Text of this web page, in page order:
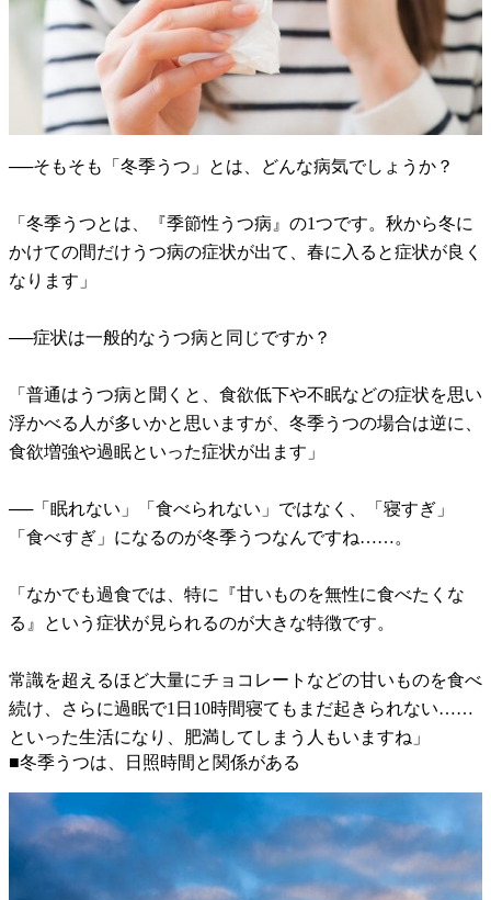
──そもそも「冬季うつ」とは、どんな病気でしょうか？
「冬季うつとは、『季節性うつ病』の1つです。秋から冬に
かけての間だけうつ病の症状が出て、春に入ると症状が良く
なります」
──症状は一般的なうつ病と同じですか？
「普通はうつ病と聞くと、食欲低下や不眠などの症状を思い
浮かべる人が多いかと思いますが、冬季うつの場合は逆に、
食欲増強や過眠といった症状が出ます」
──「眠れない」「食べられない」ではなく、「寝すぎ」
「食べすぎ」になるのが冬季うつなんですね……。
「なかでも過食では、特に『甘いものを無性に食べたくな
る』という症状が見られるのが大きな特徴です。
常識を超えるほど大量にチョコレートなどの甘いものを食べ
続け、さらに過眠で1日10時間寝てもまだ起きられない……
といった生活になり、肥満してしまう人もいますね」
■冬季うつは、日照時間と関係がある